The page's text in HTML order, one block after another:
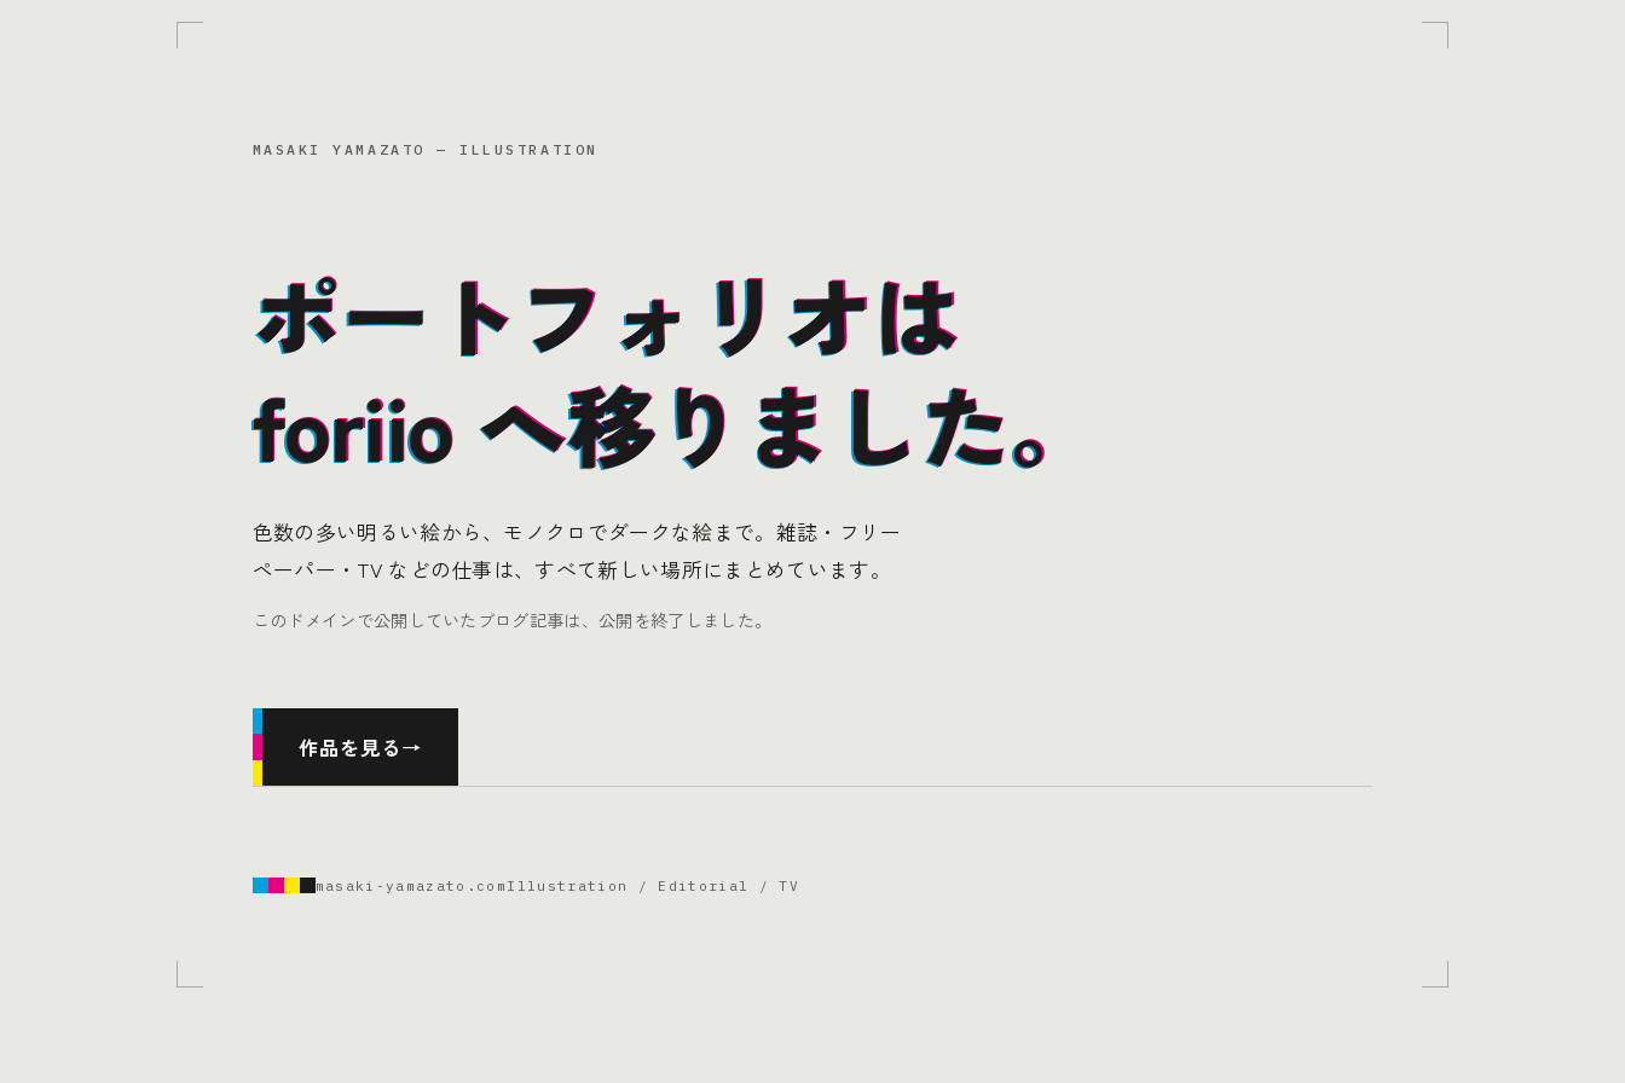
MASAKI YAMAZATO — ILLUSTRATION
ポートフォリオは
foriio へ移りました。
ポートフォリオは
foriio へ移りました。
ポートフォリオは
foriio へ移りました。
色数の多い明るい絵から、モノクロでダークな絵まで。雑誌・フリー
ペーパー・TV などの仕事は、すべて新しい場所にまとめています。
このドメインで公開していたブログ記事は、公開を終了しました。
作品を見る→
masaki-yamazato.com Illustration / Editorial / TV